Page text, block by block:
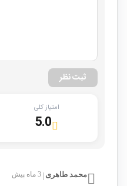
ثبت نظر
امتیاز کلی
5.0
محمد طاهری 3 ماه پیش